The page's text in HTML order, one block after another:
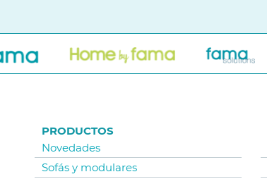
PRODUCTOS
Novedades
Sofás y modulares